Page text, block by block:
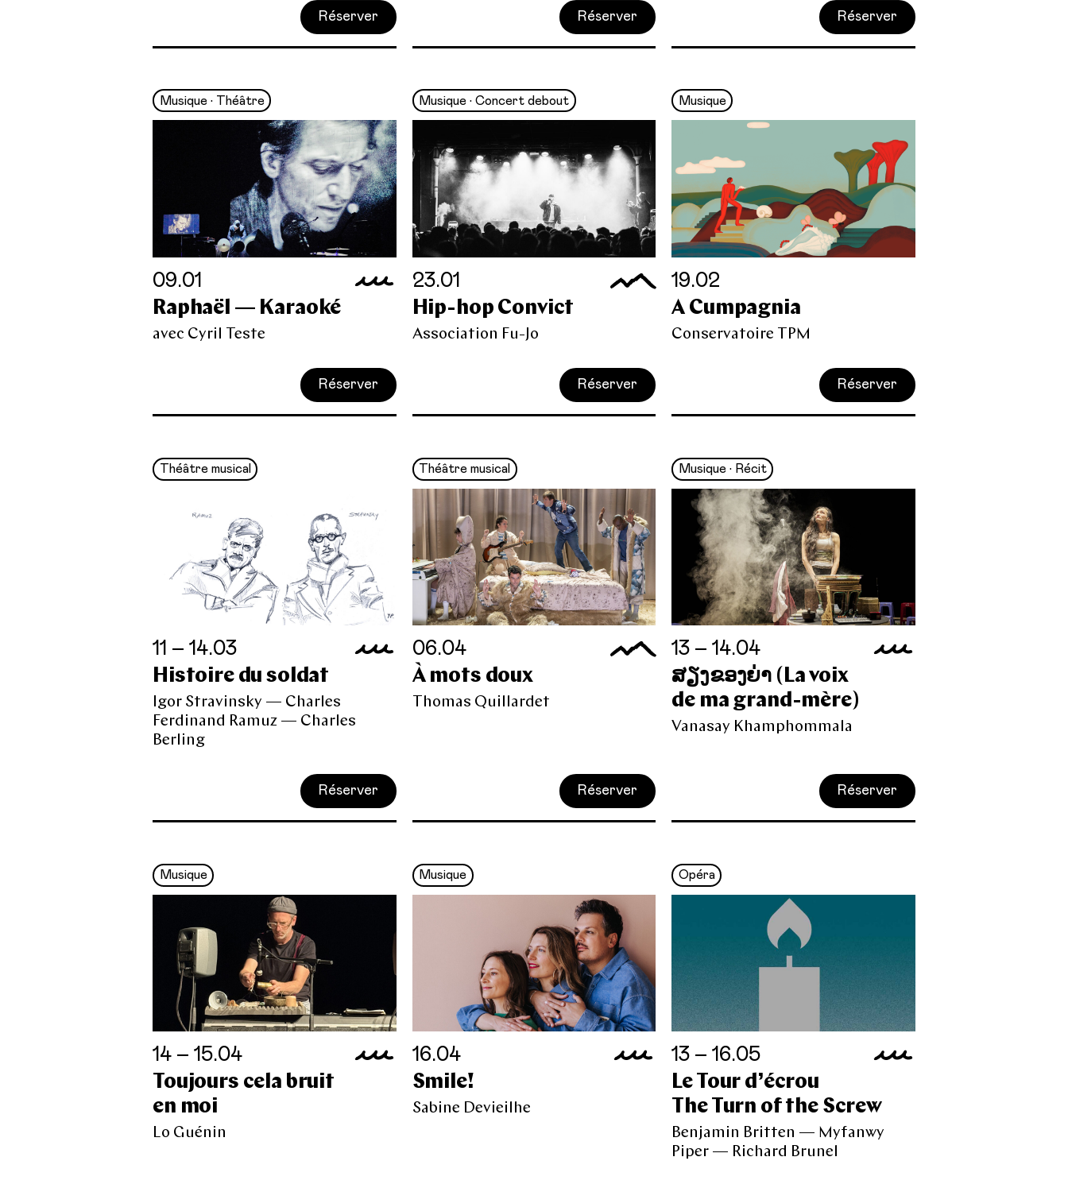
Réserver Réserver Réserver
Musique • Théâtre
09.01
Raphaël — Karaoké
avec Cyril Teste
Réserver
Musique • Concert debout
23.01
Hip-hop Convict
Association Fu-Jo
Réserver
Musique
19.02
A Cumpagnia
Conservatoire TPM
Réserver
Théâtre musical
11 – 14.03
Histoire du soldat
Igor Stravinsky — Charles
Ferdinand Ramuz — Charles
Berling
Réserver
Théâtre musical
06.04
À mots doux
Thomas Quillardet
Réserver
Musique • Récit
13 – 14.04
ສຽງຂອງຍ່າ (La voix
de ma grand-mère)
Vanasay Khamphommala
Réserver
Musique
14 – 15.04
Toujours cela bruit
en moi
Lo Guénin
Musique
16.04
Smile!
Sabine Devieilhe
Opéra
13 – 16.05
Le Tour d’écrou
The Turn of the Screw
Benjamin Britten — Myfanwy
Piper — Richard Brunel